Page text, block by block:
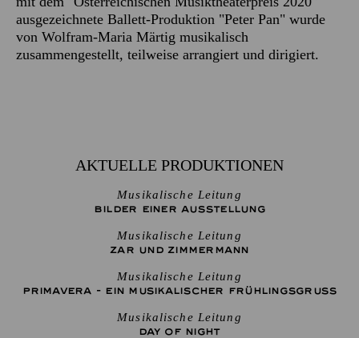
ausgezeichnete Ballett-Produktion "Peter Pan" wurde
von Wolfram-Maria Märtig musikalisch
zusammengestellt, teilweise arrangiert und dirigiert.
AKTUELLE PRODUKTIONEN
Musikalische Leitung
BILDER EINER AUSSTELLUNG
Musikalische Leitung
ZAR UND ZIMMERMANN
Musikalische Leitung
PRIMAVERA - EIN MUSIKALISCHER FRÜHLINGSGRUSS
Musikalische Leitung
DAY OF NIGHT